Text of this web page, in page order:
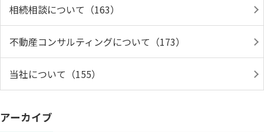
相続相談について（163）
不動産コンサルティングについて（173）
当社について（155）
アーカイブ